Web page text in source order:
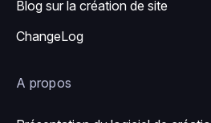
Blog sur la création de site
ChangeLog
A propos